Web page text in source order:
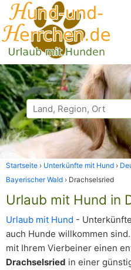
Startseite Unterkünfte mit Hund
Bayerischer Wald
Drachselsried
Urlaub mit Hund in
Urlaub mit Hund -
auch Hunde willkommen
mit Ihrem Vierbeiner einen
Drachselsried in einer